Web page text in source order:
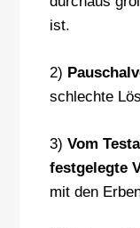
ist.
2)
schlechte
3) Vom
festgelegte
mit den